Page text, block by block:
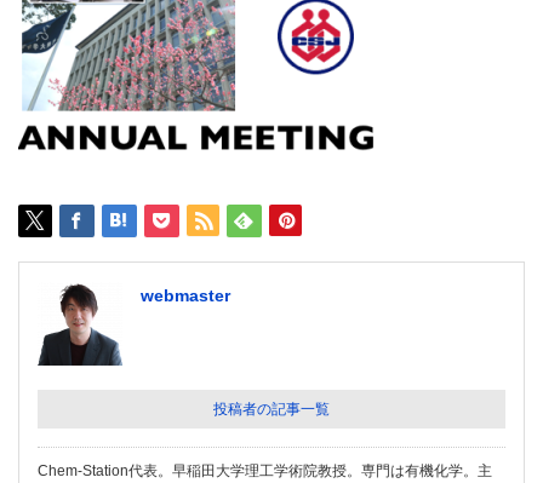
webmaster
投稿者の記事一覧
Chem-Station代表。早稲田大学理工学術院教授。専門は有機化学。主